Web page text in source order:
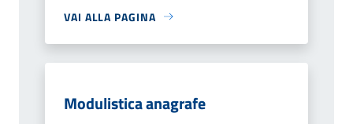
VAI ALLA PAGINA
Modulistica anagrafe